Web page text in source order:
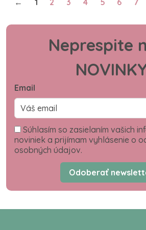
← 1 2 3 4 5 6 7
Neprespite
Email
Súhlasím so zasielaním vašich
noviniek a prijímam vyhlásenie o
osobných údajov.
Odoberať